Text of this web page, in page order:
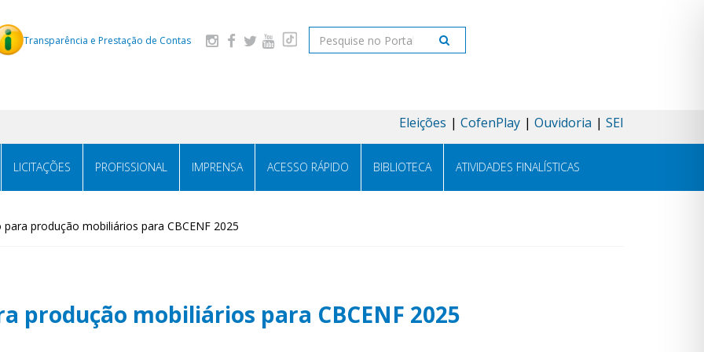
Transparência e Prestação de Contas Pesquisar
Eleições CofenPlay Ouvidoria SEI
LICITAÇÕES PROFISSIONAL IMPRENSA ACESSO RÁPIDO BIBLIOTECA ATIVIDADES FINALÍSTICAS
produção mobiliários para CBCENF 2025
produção mobiliários para CBCENF 2025